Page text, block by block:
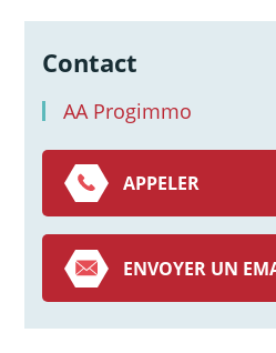
Contact
AA Progimmo
APPELER
ENVOYER UN